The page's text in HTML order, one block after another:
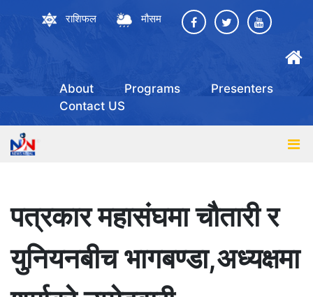
राशिफल मौसम
About Programs
Presenters
Contact US
पत्रकार महासंघमा चौतारी र
युनियनबीच भागबण्डा,अध्यक्षमा